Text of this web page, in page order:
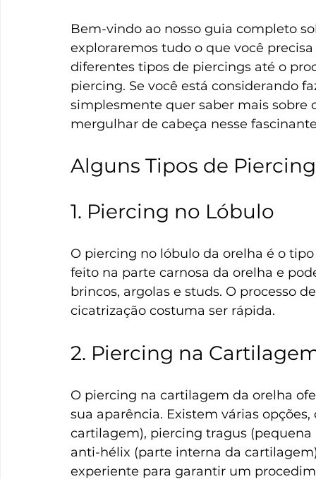
Bem-vindo ao nosso guia completo
exploraremos tudo o que você
diferentes tipos de piercings até o
piercing. Se você está considerando
simplesmente quer saber mais sobre
mergulhar de cabeça nesse
Alguns Tipos de
1. Piercing no Lóbulo
O piercing no lóbulo da orelha é o
feito na parte carnosa da orelha e
brincos, argolas e studs. O processo
cicatrização costuma ser rápida.
2. Piercing na
O piercing na cartilagem da orelha
sua aparência. Existem várias
cartilagem), piercing tragus
anti-hélix (parte interna da
experiente para garantir um